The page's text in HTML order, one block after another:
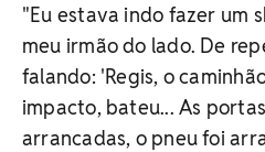
"Eu estava indo fazer um
meu irmão do lado. De
falando: 'Regis, o
impacto, bateu... As
arrancadas, o pneu foi